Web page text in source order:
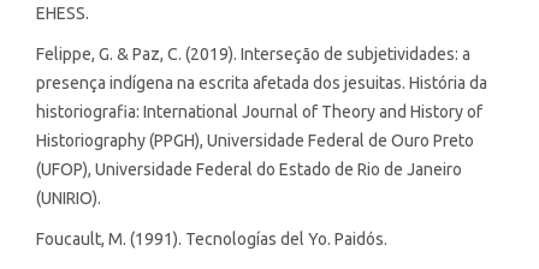
EHESS.
Felippe, G. & Paz, C. (2019). Interseção de subjetividades: a
presença indígena na escrita afetada dos jesuitas. História da
historiografia: International Journal of Theory and History of
Historiography (PPGH), Universidade Federal de Ouro Preto
(UFOP), Universidade Federal do Estado de Rio de Janeiro
(UNIRIO).
Foucault, M. (1991). Tecnologías del Yo. Paidós.